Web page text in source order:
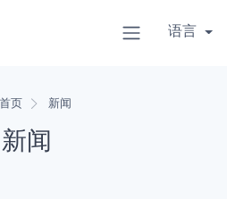
语言
首页 新闻
新闻